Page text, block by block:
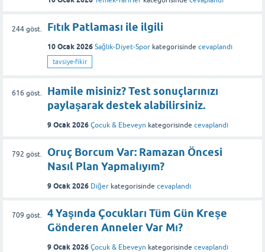
244göst. Fıtık Patlaması ile ilgili
10 Ocak 2026 Sağlık-Diyet-Spor kategorisinde cevaplandı
tavsiye-fikir
616 göst.
Hamile misiniz? Test sonuçlarınızı
paylaşarak destek alabilirsiniz.
9 Ocak 2026 Çocuk & Ebeveyn kategorisinde cevaplandı
792 göst.
Oruç Borcum Var: Ramazan Öncesi
Nasıl Plan Yapmalıyım?
9 Ocak 2026 Diğer kategorisinde cevaplandı
709 göst.
4 Yaşında Çocukları Tüm Gün Kreşe
Gönderen Anneler Var Mı?
9 Ocak 2026 Çocuk & Ebeveyn kategorisinde cevaplandı